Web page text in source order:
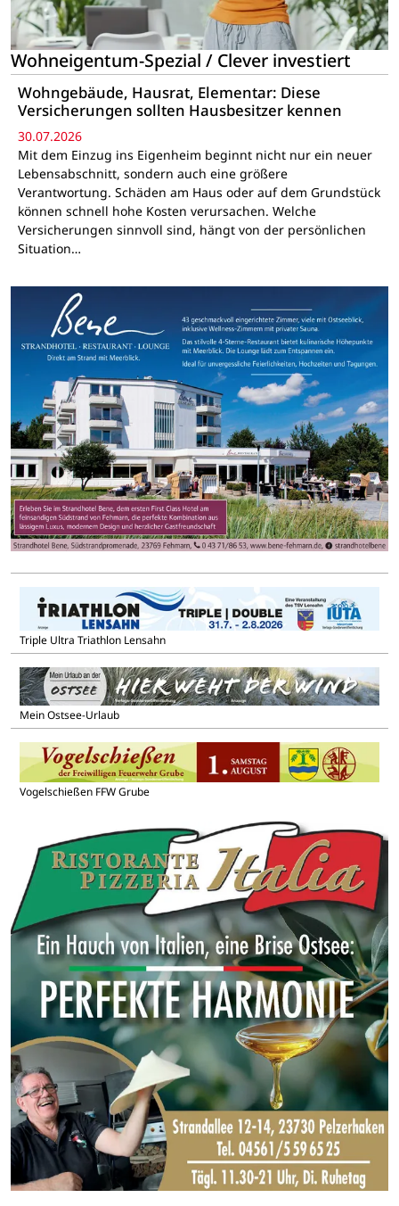
Wohneigentum-Spezial / Clever investiert
Wohngebäude, Hausrat, Elementar: Diese
Versicherungen sollten Hausbesitzer kennen
30.07.2026
Mit dem Einzug ins Eigenheim beginnt nicht nur ein neuer
Lebensabschnitt, sondern auch eine größere
Verantwortung. Schäden am Haus oder auf dem Grundstück
können schnell hohe Kosten verursachen. Welche
Versicherungen sinnvoll sind, hängt von der persönlichen
Situation…
Triple Ultra Triathlon Lensahn
Mein Ostsee-Urlaub
Vogelschießen FFW Grube